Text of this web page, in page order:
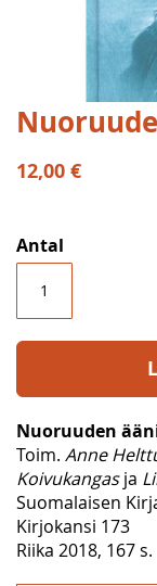
Hoppa
till
början
av
12,00 €
Antal
Nuoruuden
Toim. Anne
Koivukangasja
Suomalaisen
Kirjokansi 173
Riika 2018, 167 s.